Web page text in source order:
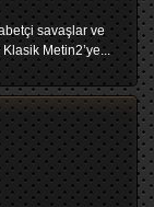
savaşlar ve
Metin2’ye...